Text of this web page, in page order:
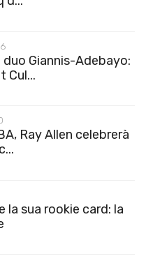
Giannis-Adebayo:
Cul...
Ray Allen celebrerà
la sua rookie card: la